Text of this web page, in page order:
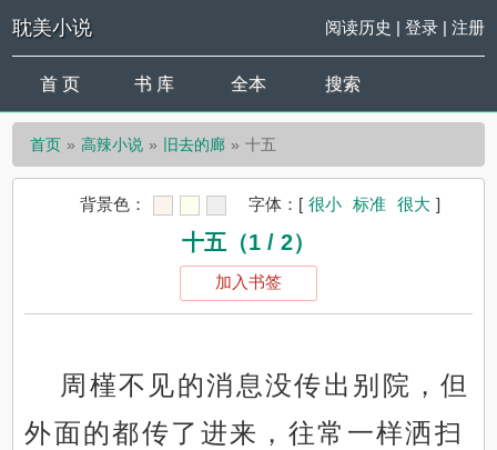
耽美小说 阅读历史 | 登录| 注册
首 页 书 库 全本 搜索
首页 高辣小说 旧去的廊 十五
背景色： 字体： [ 很小 标准 很大 ]
十五（1 / 2）
加入书签
周槿不见的消息没传出别院，但
外面的都传了进来，往常一样洒扫